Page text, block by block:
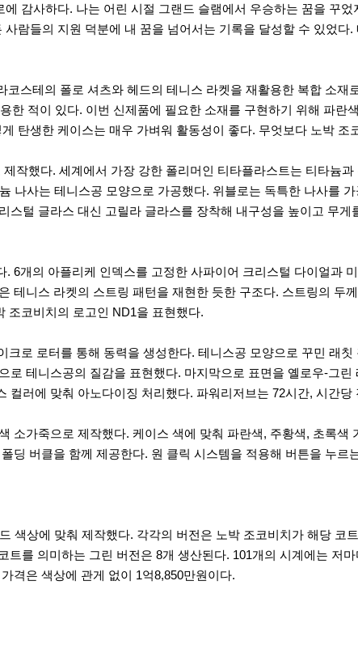
감사하다. 나는 어린 시절 그랜드 슬램에서 우승하는 꿈을 꾸
람들의 지원 덕분에 내 꿈을 넘어서는 기록을 달성할 수 있었
스테의 폴로 셔츠와 헤드의 테니스 라켓을 재활용한 복합 소
한 적이 있다. 이번 신제품에 필요한 소재를 구현하기 위해 파란
탄생한 케이스는 매우 가벼워 활동성이 좋다. 무엇보다 노박
작했다. 세계에서 가장 강한 폴리머인 티타플라스트는 티타늄
나사는 테니스공 모양으로 가공했다. 위블로는 독특한 나사를
스털 글라스 대신 고릴라 글라스를 장착해 내구성을 높이고 무
6개의 아플리케 인덱스를 고정한 사파이어 크리스털 다이얼과
테니스 라켓의 스트링 패턴을 재현한 듯한 구조다. 스트링의 두
조코비치의 로고인 ND1을 표현했다.
로 로터를 통해 동력을 생성한다. 테니스공 모양으로 꾸민 래
로 테니스공의 질감을 표현했다. 마지막으로 표면을 옐로우-그
러에 맞춰 아노다이징 처리했다. 파워리저브는 72시간, 시간당
소가죽으로 제작했다. 케이스 색에 맞춰 파란색, 주황색, 초록
딩 버클을 함께 제공한다. 원 클릭 시스템을 적용해 버튼을 누르
색상에 맞춰 제작했다. 각각의 버전은 노박 조코비치가 해당 코
트를 의미하는 그린 버전은 8개 생산된다. 101개의 시계에는 저
격은 색상에 관게 없이 1억8,850만원이다.